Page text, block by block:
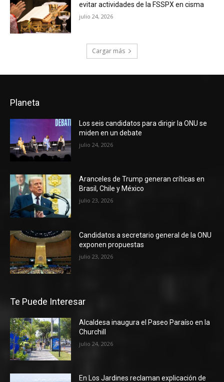
evitar actividades de la FSSPX en cisma
julio 24, 2026
Cargar más
Planeta
Los seis candidatos para dirigir la ONU se
miden en un debate
julio 24, 2026
Aranceles de Trump generan críticas en
Brasil, Chile y México
julio 23, 2026
Candidatos a secretario general de la ONU
exponen propuestas
julio 23, 2026
Te Puede Interesar
Alcaldesa inaugura el Paseo Paraíso en la
Churchill
julio 24, 2026
En Los Jardines reclaman explicación de